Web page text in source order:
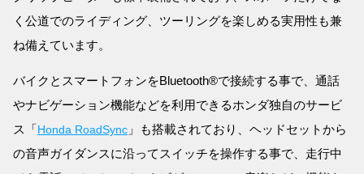
く公道でのライディング、ツーリングを楽しめる実用性も兼
ね備えています。
バイクとスマートフォンをBluetooth®で接続する事で、通話
やナビゲーション機能などを利用できるホンダ独自のサービ
ス「Honda RoadSync 」も搭載されており、ヘッドセットから
の音声ガイダンスに沿ってスイッチを操作する事で、走行中